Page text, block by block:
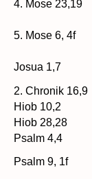
4. Mose 23,19
5. Mose 6, 4f
Josua 1,7
2. Chronik 16,9
Hiob 10,2
Hiob 28,28
Psalm 4,4
Psalm 9, 1f